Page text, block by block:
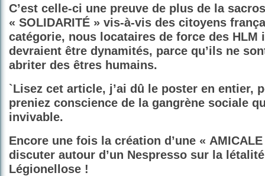
C’est celle-ci une preuve de plus de la
« SOLIDARITÉ » vis-à-vis des citoyens
catégorie, nous locataires de force des HLM
devraient être dynamités, parce qu’ils ne
abriter des êtres humains.
`Lisez cet article, j’ai dû le poster en entier,
preniez conscience de la gangrène sociale
invivable.
Encore une fois la création d’une «
discuter autour d’un Nespresso sur la
Légionellose !